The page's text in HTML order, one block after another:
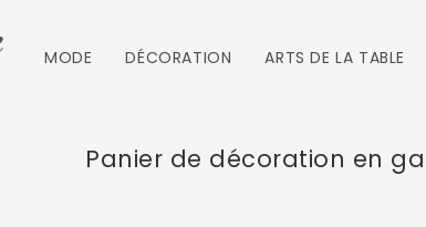
MODE DÉCORATION ARTS DE LA TABLE
Panier de décoration en